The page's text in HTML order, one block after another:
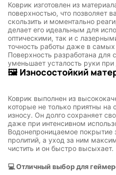
Коврик изготовлен из
поверхностью, что позволяет
скользить и моментально
делает его идеальным для
оптическими, так и с
точность работы даже в
Поверхность разработана для
уменьшает усталость руки
🖼️ Износостойкий
Коврик выполнен из
которые не только приятны на
износу. Он долго сохраняет
даже при интенсивном
Водонепроницаемое покрытие
пролитий, а уход за ним
чистить и он быстро высыхает.
💻 Отличный выбор для